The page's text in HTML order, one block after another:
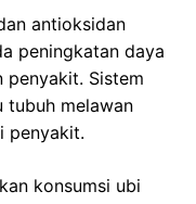
antioksidan
peningkatan daya
penyakit. Sistem
tubuh melawan
penyakit.
konsumsi ubi